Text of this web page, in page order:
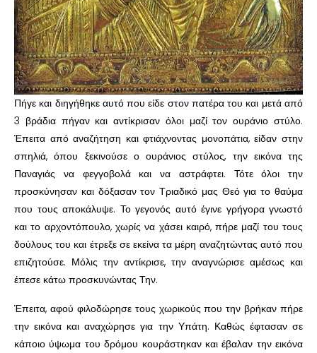
Πήγε και διηγήθηκε αυτό που είδε στον πατέρα του και μετά από
3 βράδια πήγαν και αντίκρισαν όλοι μαζί τον ουράνιο στύλο.
Έπειτα από αναζήτηση και φτιάχνοντας μονοπάτια, είδαν στην
σπηλιά, όπου ξεκινούσε ο ουράνιος στύλος, την εικόνα της
Παναγιάς να φεγγοβολά και να αστράφτει. Τότε όλοι την
προσκύνησαν και δόξασαν τον Τριαδικό μας Θεό για το θαύμα
που τους αποκάλυψε. Το γεγονός αυτό έγινε γρήγορα γνωστό
και το αρχοντόπουλο, χωρίς να χάσει καιρό, πήρε μαζί του τους
δούλους του και έτρεξε σε εκείνα τα μέρη αναζητώντας αυτό που
επιζητούσε. Μόλις την αντίκρισε, την αναγνώρισε αμέσως και
έπεσε κάτω προσκυνώντας Την.
Έπειτα, αφού φιλοδώρησε τους χωρικούς που την βρήκαν πήρε
την εικόνα και αναχώρησε για την Υπάτη. Καθώς έφτασαν σε
κάποιο ύψωμα του δρόμου κουράστηκαν και έβαλαν την εικόνα